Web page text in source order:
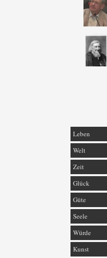
Leben
Welt
Zeit
Glück
Güte
Seele
Würde
Kunst